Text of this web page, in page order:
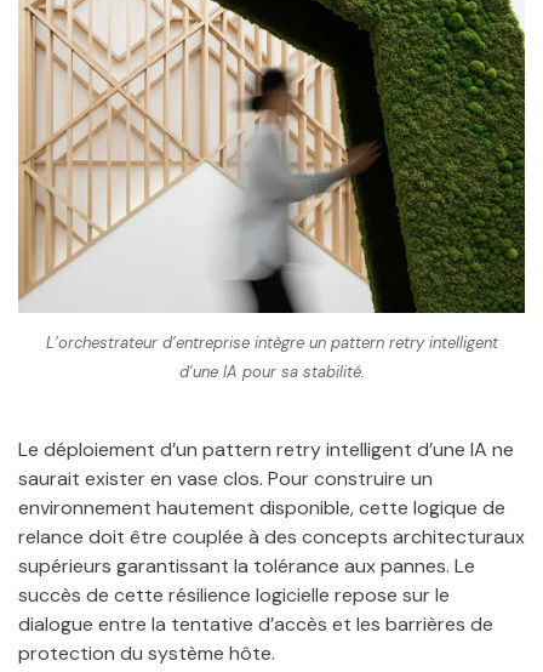
L’orchestrateur d’entreprise intègre un pattern retry intelligent
d’une IA pour sa stabilité.
Le déploiement d’un pattern retry intelligent d’une IA ne
saurait exister en vase clos. Pour construire un
environnement hautement disponible, cette logique de
relance doit être couplée à des concepts architecturaux
supérieurs garantissant la tolérance aux pannes. Le
succès de cette résilience logicielle repose sur le
dialogue entre la tentative d’accès et les barrières de
protection du système hôte.